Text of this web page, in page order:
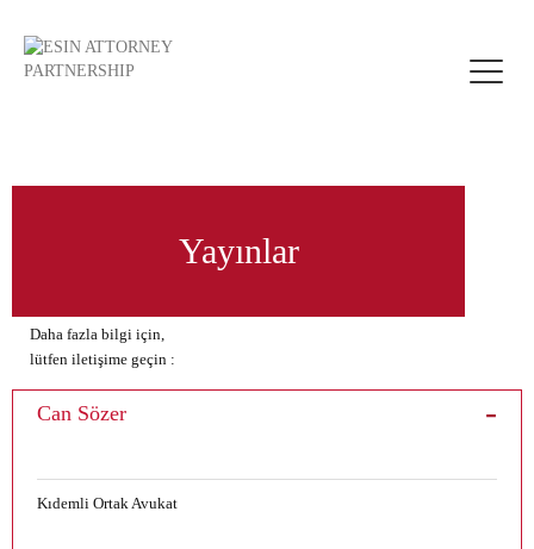
Toggle
Yayınlar
Daha fazla bilgi için,
lütfen iletişime geçin :
Can Sözer
Kıdemli Ortak Avukat